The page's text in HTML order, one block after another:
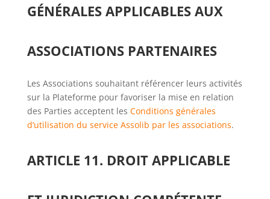
GÉNÉRALES APPLICABLES AUX
ASSOCIATIONS PARTENAIRES
Les Associations souhaitant référencer leurs activités
sur la Plateforme pour favoriser la mise en relation
des Parties acceptent les Conditions générales
d’utilisation du service Assolib par les associations.
ARTICLE 11. DROIT APPLICABLE